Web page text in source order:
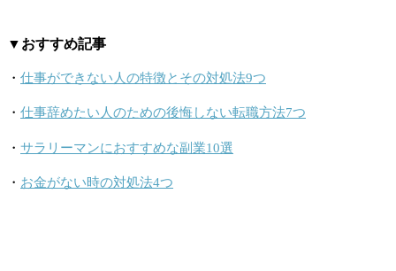
▼おすすめ記事
・ 仕事ができない人の特徴とその対処法9つ
・ 仕事辞めたい人のための後悔しない転職方法7つ
・ サラリーマンにおすすめな副業10選
・ お金がない時の対処法4つ